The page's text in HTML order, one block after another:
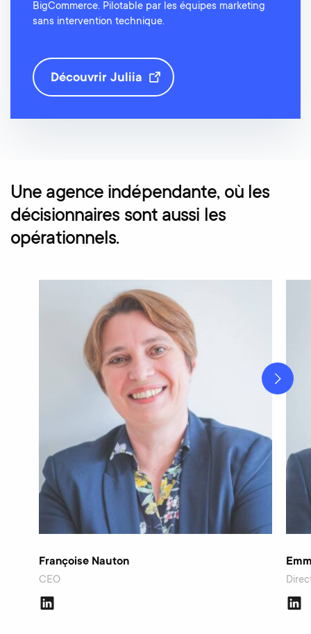
BigCommerce. Pilotable par les équipes marketing
sans intervention technique.
Découvrir Juliia
Une agence indépendante, où les
décisionnaires sont aussi les
opérationnels.
Françoise Nauton
CEO